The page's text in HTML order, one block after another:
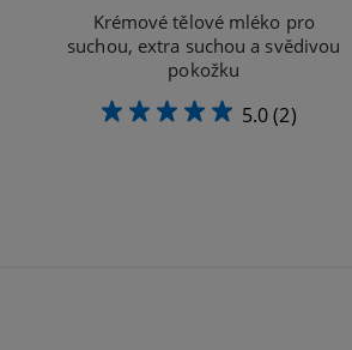
Krémové tělové mléko pro
suchou, extra suchou a svědivou
pokožku
5.0(2)